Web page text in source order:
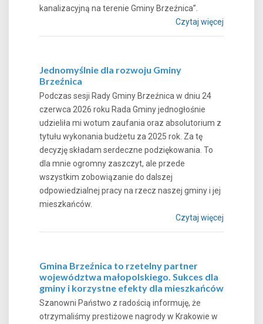
kanalizacyjną na terenie Gminy Brzeźnica”.
Czytaj więcej
Jednomyślnie dla rozwoju Gminy
Brzeźnica
Podczas sesji Rady Gminy Brzeźnica w dniu 24
czerwca 2026 roku Rada Gminy jednogłośnie
udzieliła mi wotum zaufania oraz absolutorium z
tytułu wykonania budżetu za 2025 rok. Za tę
decyzję składam serdeczne podziękowania. To
dla mnie ogromny zaszczyt, ale przede
wszystkim zobowiązanie do dalszej
odpowiedzialnej pracy na rzecz naszej gminy i jej
mieszkańców.
Czytaj więcej
Gmina Brzeźnica to rzetelny partner
województwa małopolskiego. Sukces dla
gminy i korzystne efekty dla mieszkańców
Szanowni Państwo z radością informuję, że
otrzymaliśmy prestiżowe nagrody w Krakowie w